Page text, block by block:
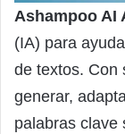
Ashampoo AI
(IA) para
de textos. Con
generar,
palabras clave